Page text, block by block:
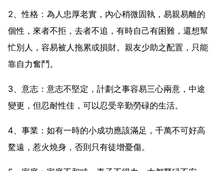
2、性格：為人忠厚老實，內心稍微固執，易親易離的
個性，來者不拒，去者不追，有時自己有困難，還想幫
忙別人，容易被人拖累或損財。親友少助之配置，只能
靠自力奮鬥。
3、意志：意志不堅定，計劃之事容易三心兩意，中途
變更，但忍耐性佳，可以忍受辛勤勞碌的生活。
4、事業：如有一時的小成功應該滿足，千萬不可好高
騖遠，惹火燒身，否則只有徒增憂傷。